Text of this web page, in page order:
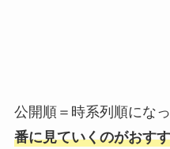
公開順＝時系列順にな
番に見ていくのがおす